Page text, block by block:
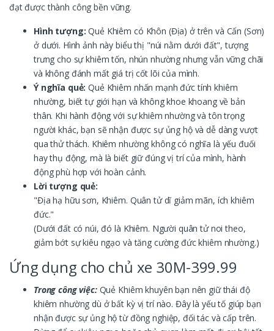
đạt được thành công bền vững.
Hình tượng: Quẻ Khiêm có Khôn (Địa) ở trên và Cấn (Sơn)
ở dưới. Hình ảnh này biểu thị "núi nằm dưới đất", tượng
trưng cho sự khiêm tốn, nhún nhường nhưng vẫn vững chãi
và không đánh mất giá trị cốt lõi của mình.
Ý nghĩa quẻ: Quẻ Khiêm nhấn mạnh đức tính khiêm
nhường, biết tự giới hạn và không khoe khoang về bản
thân. Khi hành động với sự khiêm nhường và tôn trọng
người khác, bạn sẽ nhận được sự ủng hộ và dễ dàng vượt
qua thử thách. Khiêm nhường không có nghĩa là yếu đuối
hay thụ động, mà là biết giữ đúng vị trí của mình, hành
động phù hợp với hoàn cảnh.
Lời tượng quẻ:
"Địa hạ hữu sơn, Khiêm. Quân tử dĩ giảm mãn, ích khiêm
đức."
(Dưới đất có núi, đó là Khiêm. Người quân tử noi theo,
giảm bớt sự kiêu ngạo và tăng cường đức khiêm nhường.)
Ứng dụng cho chủ xe 30M-399.99
Trong công việc:Quẻ Khiêm khuyên bạn nên giữ thái độ
khiêm nhường dù ở bất kỳ vị trí nào. Đây là yếu tố giúp bạn
nhận được sự ủng hộ từ đồng nghiệp, đối tác và cấp trên.